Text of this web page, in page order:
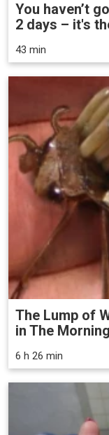
You haven’t
2 days – it's
43 min
The Lump of
in The
6 h 26 min